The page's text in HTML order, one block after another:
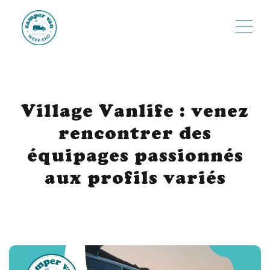
Village Vanlife : venez
rencontrer des
équipages passionnés
aux profils variés